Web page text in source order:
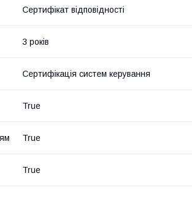
Сертифікат відповідності
3 років
Сертифікація систем керування
True
True
True